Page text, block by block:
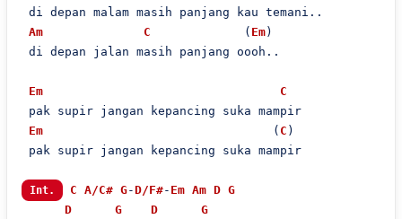
di depan malam masih panjang kau temani..
Am
C
             (
Em)
di depan jalan masih panjang oooh..
Em
C
pak supir jangan kepancing suka mampir
Em
                                (
C )
pak supir jangan kepancing suka mampir
Int. C A/C# G-D/F#- Em Am D G
D
G D
G